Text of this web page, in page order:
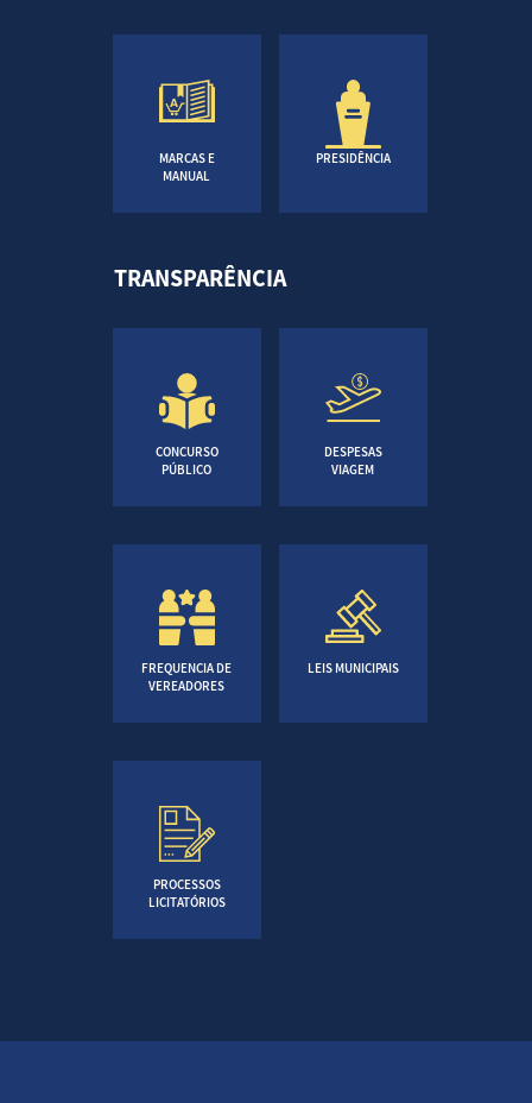
MARCAS E
MANUAL
PRESIDÊNCIA
TRANSPARÊNCIA
CONCURSO
PÚBLICO
DESPESAS
VIAGEM
FREQUENCIA DE
VEREADORES
LEIS MUNICIPAIS
PROCESSOS
LICITATÓRIOS